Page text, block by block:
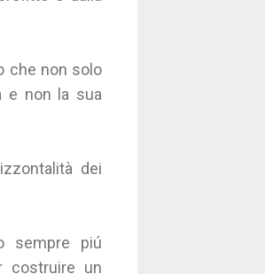
che non solo
e non la sua
dei
sempre piú
costruire un